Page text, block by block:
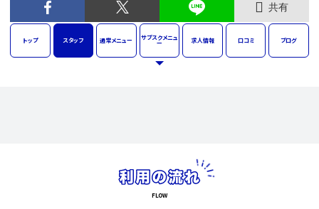
共有
トップ スタッフ 通常メニュー サブスクメニュ
ー 求人情報 口コミ ブログ